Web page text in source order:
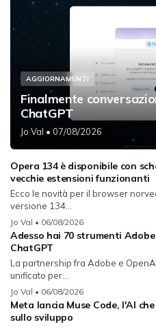
AGGIORNAMENTI
Finalmente
ChatGPT
Jo Val • 07/08/2026
Opera 134 è disponibile con
vecchie estensioni funzionanti
Ecco le novità per il browser
versione 134...
Jo Val • 06/08/2026
Adesso hai 70 strumenti
ChatGPT
La partnership fra Adobe e
unificato per...
Jo Val • 06/08/2026
Meta lancia Muse Code, l'AI
sullo sviluppo